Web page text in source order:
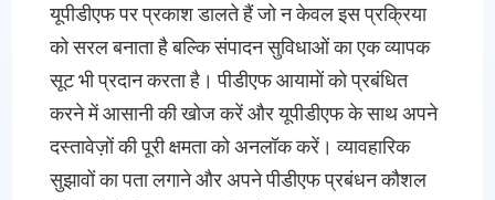
यूपीडीएफ पर प्रकाश डालते हैं जो न केवल इस प्रक्रिया
को सरल बनाता है बल्कि संपादन सुविधाओं का एक व्यापक
सूट भी प्रदान करता है। पीडीएफ आयामों को प्रबंधित
करने में आसानी की खोज करें और यूपीडीएफ के साथ अपने
दस्तावेज़ों की पूरी क्षमता को अनलॉक करें। व्यावहारिक
सुझावों का पता लगाने और अपने पीडीएफ प्रबंधन कौशल